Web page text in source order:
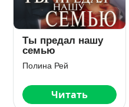
Ты предал нашу
семью
Полина Рей
Читать